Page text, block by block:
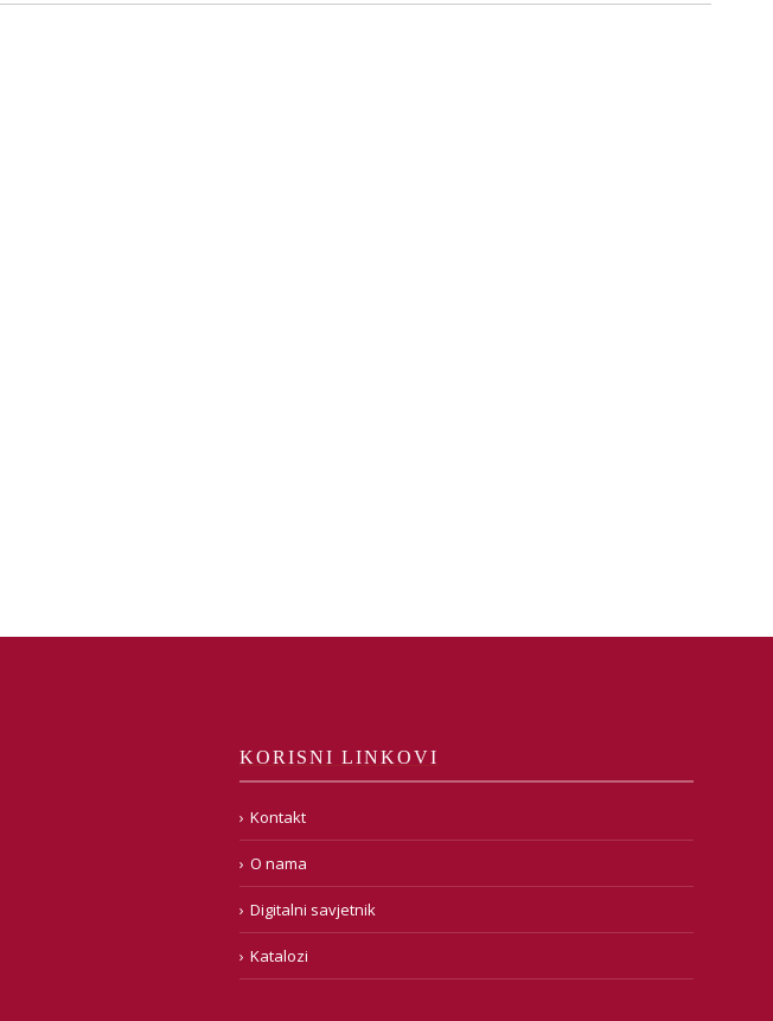
KORISNI LINKOVI
Kontakt
O nama
Digitalni savjetnik
Katalozi